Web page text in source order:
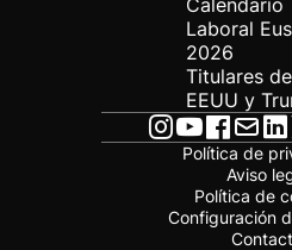
Calendario
Laboral
2026
Titulares
EEUU y
Política de
Aviso
Política de
Configuración